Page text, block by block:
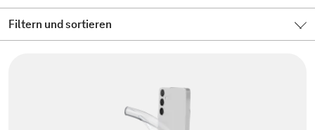
Filtern und sortieren